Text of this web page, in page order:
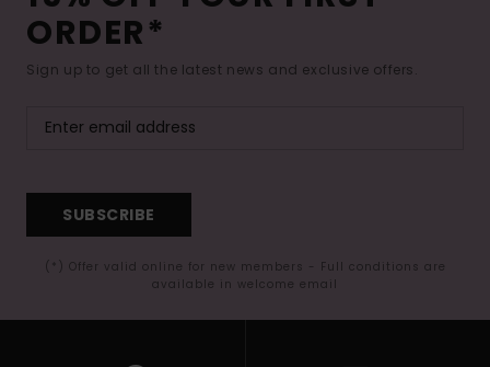
ORDER*
Sign up to get all the latest news and exclusive offers.
SUBSCRIBE
(*) Offer valid online for new members - Full conditions are
available in welcome email